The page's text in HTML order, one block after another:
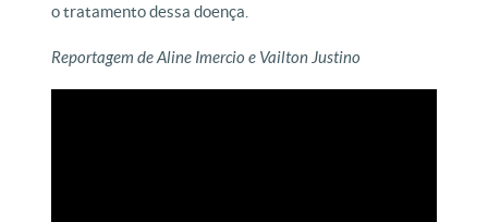
o tratamento dessa doença.
Reportagem de Aline Imercio e Vailton Justino